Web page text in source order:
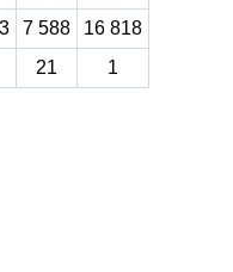
7 588
16 818
21 1